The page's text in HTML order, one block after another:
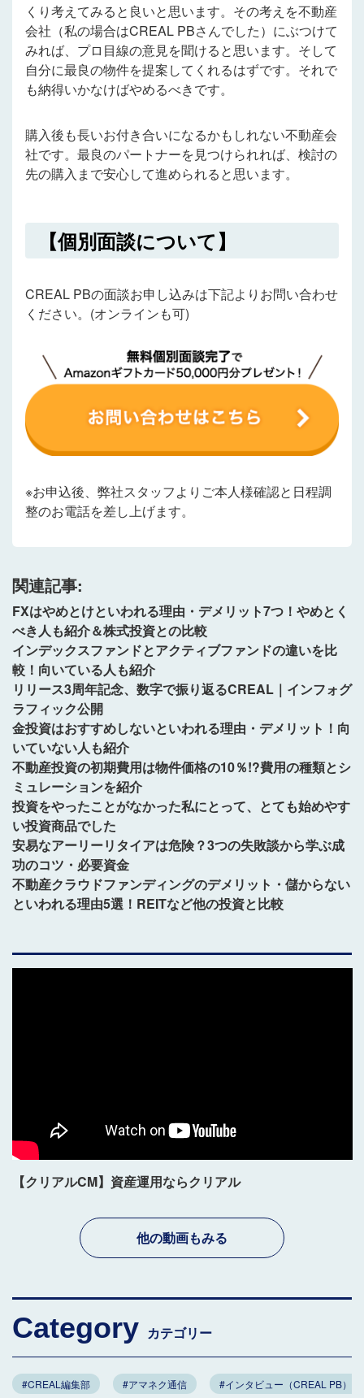
くり考えてみると良いと思います。その考えを不動産
会社（私の場合はCREAL PBさんでした）にぶつけて
みれば、プロ目線の意見を聞けると思います。そして
自分に最良の物件を提案してくれるはずです。それで
も納得いかなけばやめるべきです。
購入後も長いお付き合いになるかもしれない不動産会
社です。 最良のパートナーを見つけられれば、検討の
先の購入まで安心して進められると思います。
【個別面談について】
CREAL PBの面談お申し込みは下記よりお問い合わせ
ください。(オンラインも可)
※お申込後、 弊社スタッフよりご本人様確認と日程調
整のお電話を差し上げます。
関連記事:
FXはやめとけといわれる理由・デメリット7つ！やめとく
べき人も紹介＆株式投資との比較
インデックスファンドとアクティブファンドの違いを比
較！向いている人も紹介
リリース3周年記念、数字で振り返るCREAL｜インフォグ
ラフィック公開
金投資はおすすめしないといわれる理由・デメリット！向
いていない人も紹介
不動産投資の初期費用は物件価格の10％!?費用の種類とシ
ミュレーションを紹介
投資をやったことがなかった私にとって、とても始めやす
い投資商品でした
安易なアーリーリタイアは危険？3つの失敗談から学ぶ成
功のコツ・必要資金
不動産クラウドファンディングのデメリット・儲からない
といわれる理由5選！REITなど他の投資と比較
【クリアルCM】資産運用ならクリアル
他の動画もみる
Category カテゴリー
#CREAL編集部 #アマネク通信 #インタビュー（CREAL PB）